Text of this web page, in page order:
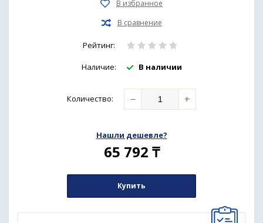
Рейтинг:
Наличие: В наличии
Количество: − +
Нашли дешевле?
65 792 ₸
Купить